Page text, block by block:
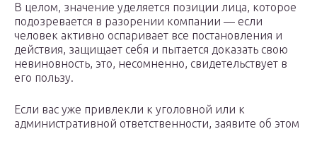
В целом, значение уделяется позиции лица, которое
подозревается в разорении компании — если
человек активно оспаривает все постановления и
действия, защищает себя и пытается доказать свою
невиновность, это, несомненно, свидетельствует в
его пользу.
Если вас уже привлекли к уголовной или к
административной ответственности, заявите об этом